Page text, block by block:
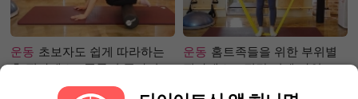
운동 초보자도 쉽게 따라하는
홈 필라테스 - 폼롤러 종아리 알
운동 홈트족들을 위한 부위별
필라테스 – 직각 어깨 라인 만